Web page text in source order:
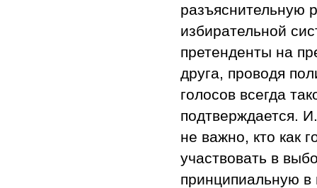
разъяснительную
избирательной
претенденты на
друга, проводя
голосов всегда
подтверждается.
не важно, кто как
участвовать в
принципиальную в